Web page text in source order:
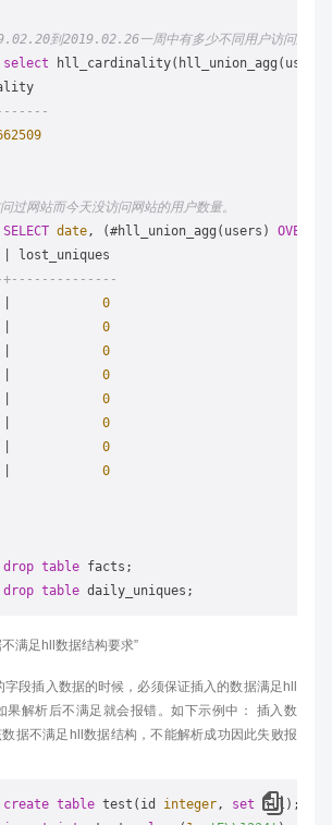
到2019.02.26一周中有多少不同用户访问过网
select
过网站而今天没访问网站的用户数量。
SELECT date, (#hll_union_agg(users) OVER
0
0
0
0
0
0
0
0
drop table facts;
drop table
满足hll数据结构要求”
段插入数据的时候，必须保证插入的数据满足hll
果解析后不满足就会报错。如下示例中： 插入数
据不满足hll数据结构，不能解析成功因此失败报
create table test(id integer, set hll);